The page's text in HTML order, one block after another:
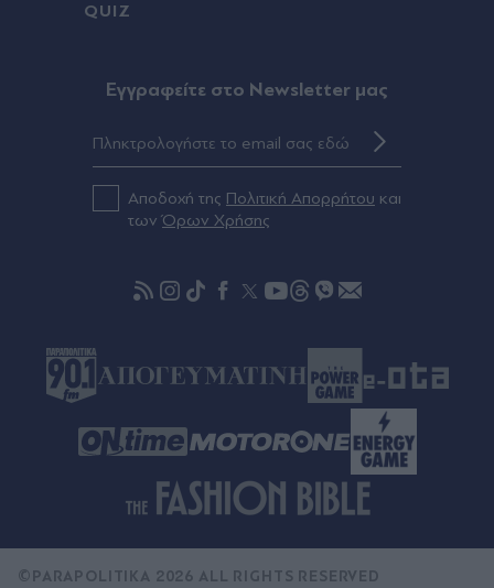
Πριν 29 λεπτά
Δανάη Μπάρκα: Το σχόλιο για "πλαστική" και η
αποστομωτική απάντησή της - "Μόνο με
πλαστικές συντηρείς τέτοιο έργο τέχνης"
QUIZ
Eγγραφείτε στο Newsletter μας
Αποδοχή της Πολιτική Απορρήτου και
τωνΌρων Χρήσης
©PARAPOLITIKA 2026 ALL RIGHTS RESERVED